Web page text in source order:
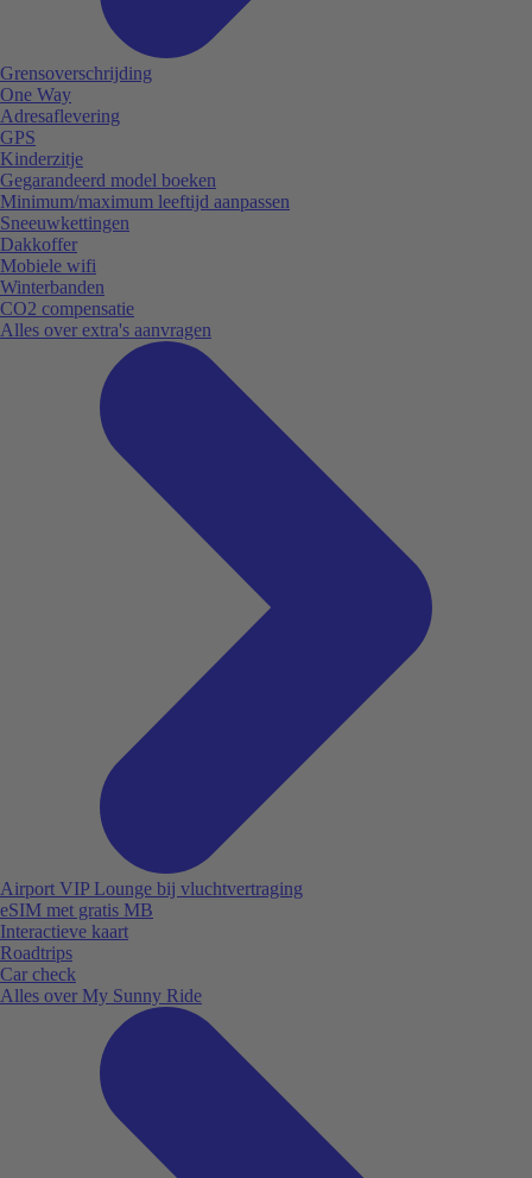
Grensoverschrijding
One Way
Adresaflevering
GPS
Kinderzitje
Gegarandeerd model boeken
Minimum/maximum leeftijd aanpassen
Sneeuwkettingen
Dakkoffer
Mobiele wifi
Winterbanden
CO2 compensatie
Alles over extra's aanvragen
Airport VIP Lounge bij vluchtvertraging
eSIM met gratis MB
Interactieve kaart
Roadtrips
Car check
Alles over My Sunny Ride